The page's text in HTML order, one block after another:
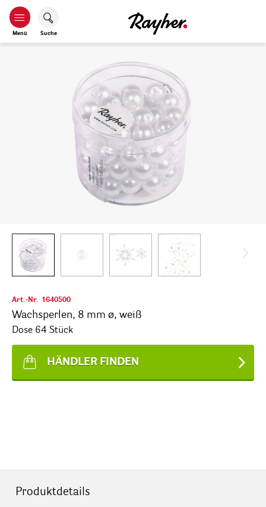
Menü Suche
Art.-Nr. 1640500
Wachsperlen, 8 mm ø, weiß
Dose 64 Stück
HÄNDLER FINDEN
Produktdetails